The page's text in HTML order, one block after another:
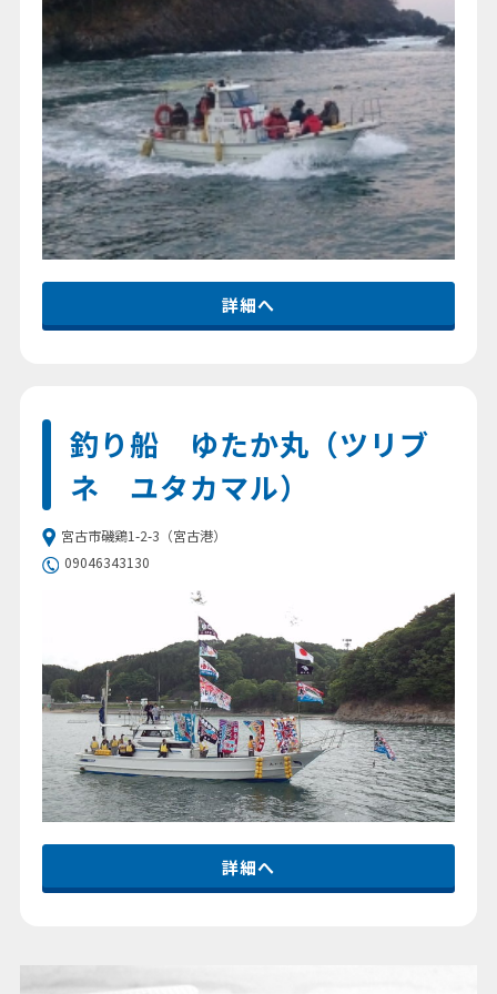
詳細へ
釣り船 ゆたか丸（ツリブ
ネ ユタカマル）
宮古市磯鶏1-2-3（宮古港）
09046343130
詳細へ